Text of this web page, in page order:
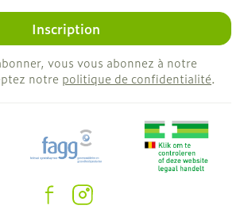
Inscription
vous vous abonnez à notre
notre politique de confidentialité.